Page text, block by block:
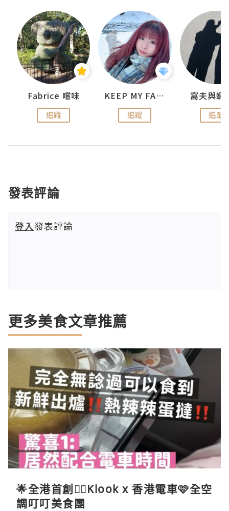
Fabrice 嚐味
追蹤
KEEP MY FAITH
追蹤
窩夫與蝦
追蹤
發表評論
登入發表評論
更多美食文章推薦
🌟全港首創☝🏻Klook x 香港電車🩷全空
調叮叮美食團